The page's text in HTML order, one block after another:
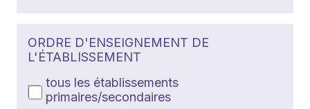
ORDRE D'ENSEIGNEMENT DE
L'ÉTABLISSEMENT
tous les établissements
primaires/secondaires